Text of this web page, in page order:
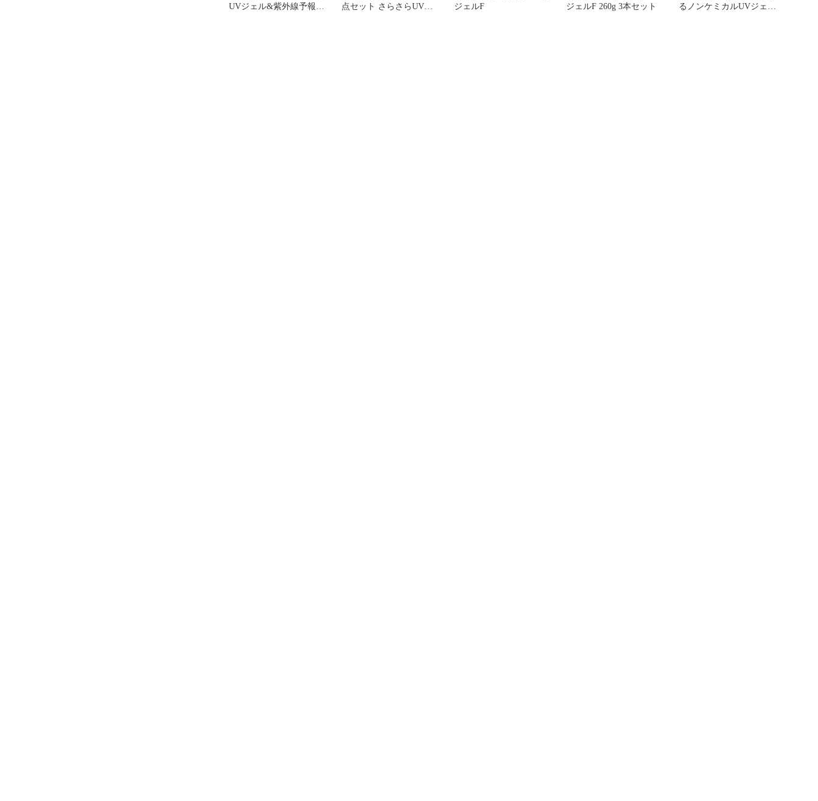
UVジェル&紫外線予報
点セット さらさらUVジ
ジェルF
ジェルF 260g 3本セット
るノンケミカルUVジェル